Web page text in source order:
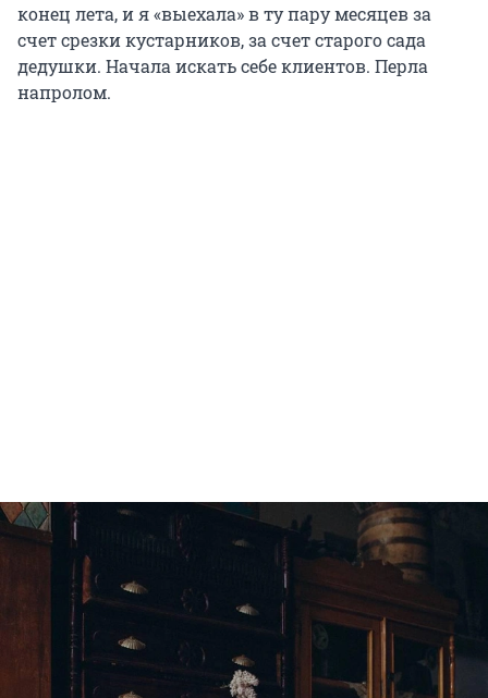
конец лета, и я «выехала» в ту пару месяцев за
счет срезки кустарников, за счет старого сада
дедушки. Начала искать себе клиентов. Перла
напролом.